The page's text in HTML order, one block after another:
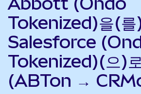
Tokenized)을(를
Salesforce
Tokenized)(으)
(ABTon →